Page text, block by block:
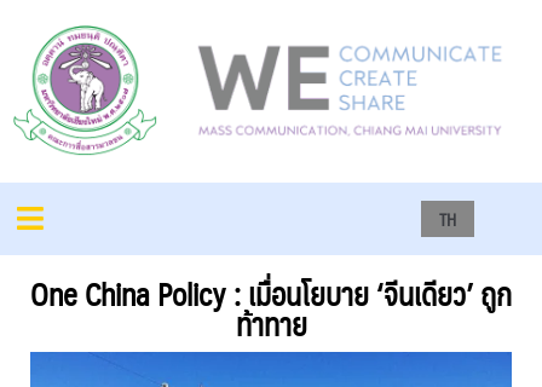
TH
One China Policy : เมื่อนโยบาย ‘จีนเดียว’ ถูก
ท้าทาย